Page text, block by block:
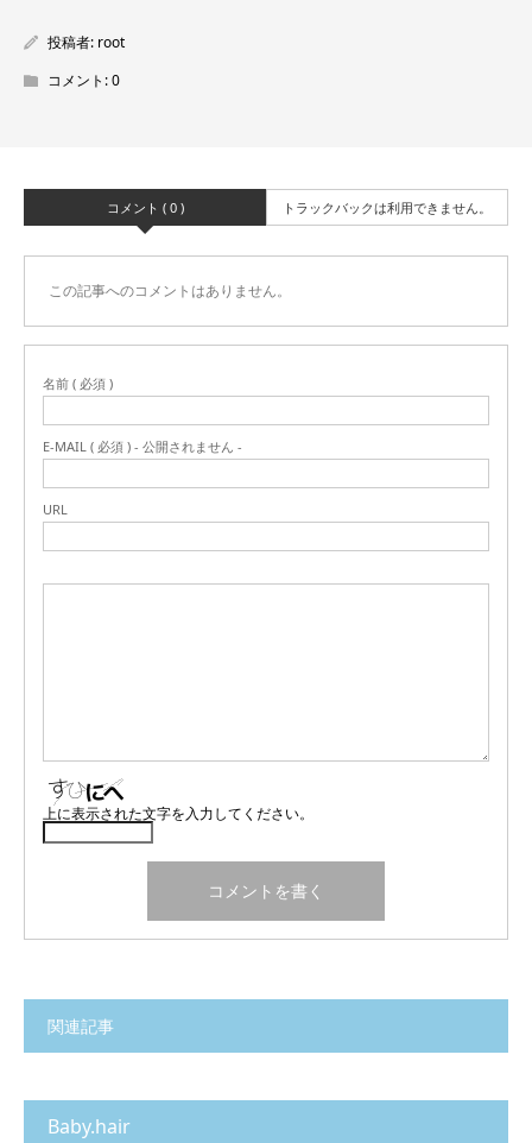
投稿者: root
コメント:0
コメント ( 0 ) トラックバックは利用できません。
この記事へのコメントはありません。
名前 ( 必須 )
E-MAIL ( 必須 ) - 公開されません -
URL
上に表示された文字を入力してください。
関連記事
Baby.hair